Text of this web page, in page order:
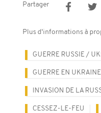
Partager
Plus d'informations à
GUERRE RUSSIE /
GUERRE EN UKRAINE
INVASION DE LA
CESSEZ-LE-FEU